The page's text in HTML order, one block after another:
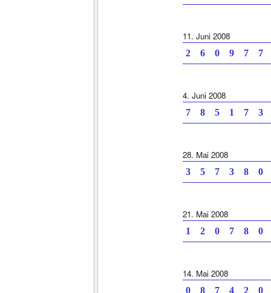
11. Juni 2008
2 6 0 9 7 7
4. Juni 2008
7 8 5 1 7 3
28. Mai 2008
3 5 7 3 8 0
21. Mai 2008
1 2 0 7 8 0
14. Mai 2008
0 8 7 4 2 0